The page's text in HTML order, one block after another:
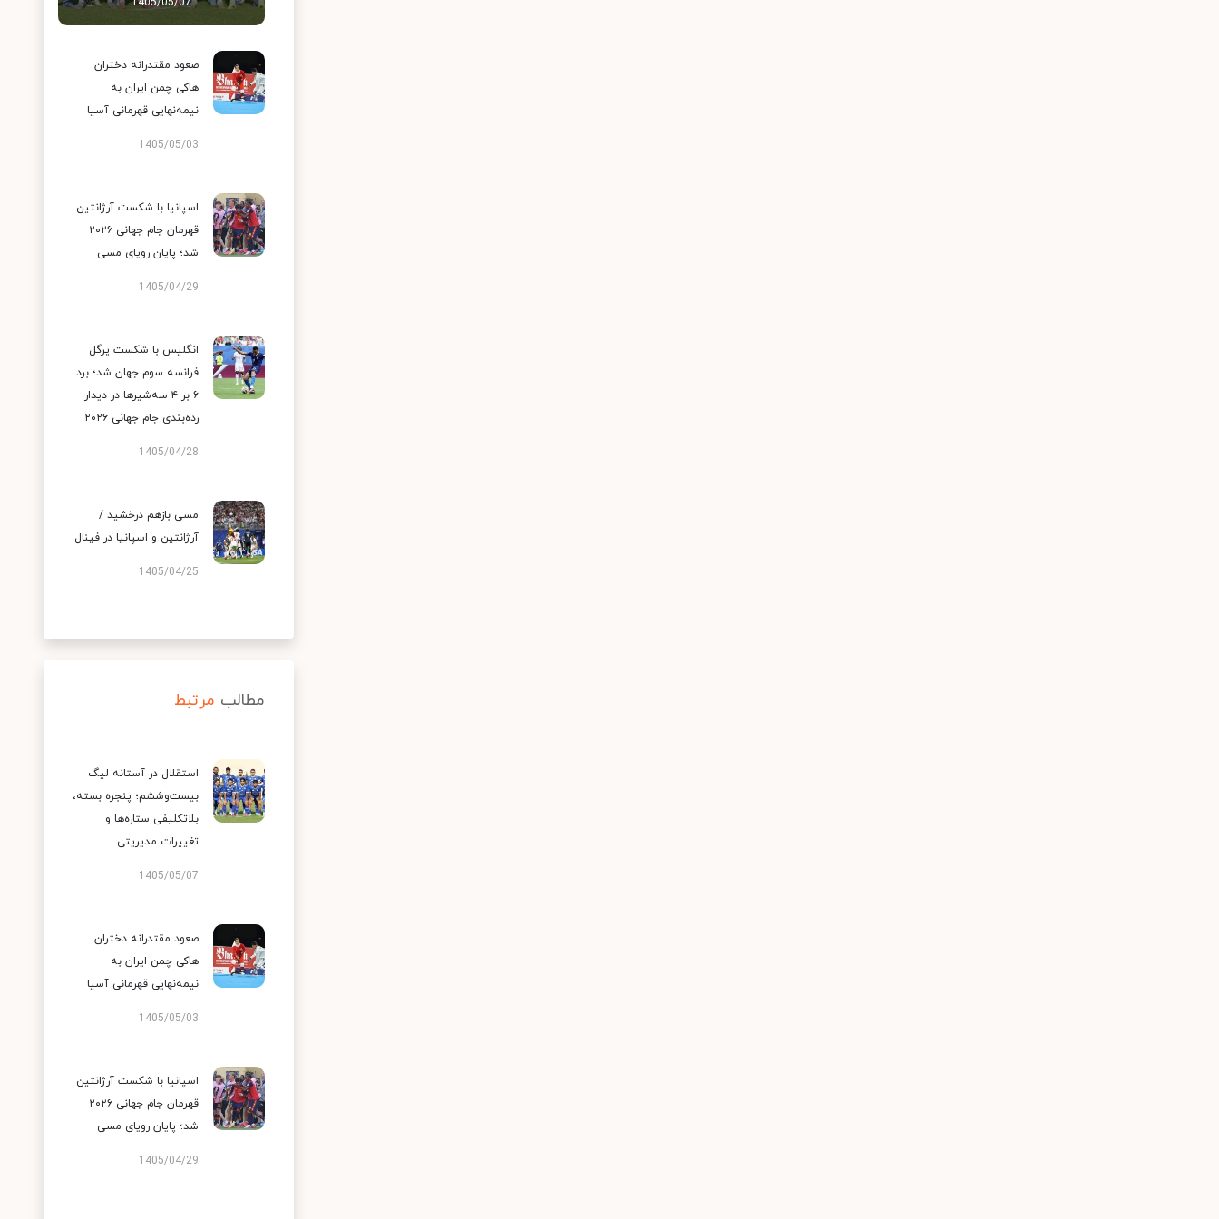
صعود مقتدرانه دختران
هاکی چمن ایران به
نیمه‌نهایی قهرمانی آسیا
1405/05/03
اسپانیا با شکست آرژانتین
قهرمان جام جهانی ۲۰۲۶
شد؛ پایان رویای مسی
1405/04/29
انگلیس با شکست پرگل
فرانسه سوم جهان شد؛ برد
۶ بر ۴ سه‌شیرها در دیدار
رده‌بندی جام جهانی ۲۰۲۶
1405/04/28
مسی بازهم درخشید /
آرژانتین و اسپانیا در فینال
1405/04/25
مطالب مرتبط
استقلال در آستانه لیگ
بیست‌وششم؛ پنجره بسته،
بلاتکلیفی ستاره‌ها و
تغییرات مدیریتی
1405/05/07
صعود مقتدرانه دختران
هاکی چمن ایران به
نیمه‌نهایی قهرمانی آسیا
1405/05/03
اسپانیا با شکست آرژانتین
قهرمان جام جهانی ۲۰۲۶
شد؛ پایان رویای مسی
1405/04/29